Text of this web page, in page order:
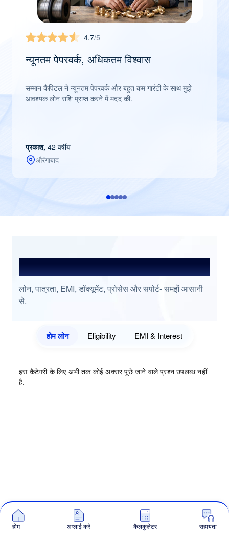
4.7/5
न्यूनतम पेपरवर्क, अधिकतम विश्वास
सम्मान कैपिटल ने न्यूनतम पेपरवर्क और बहुत कम गारंटी के साथ मुझे
आवश्यक लोन राशि प्राप्त करने में मदद की.
प्रकाश, 42 वर्षीय
औरंगाबाद
अक्सर पूछे जाने वाले प्रश्न
लोन, पात्रता, EMI, डॉक्यूमेंट, प्रोसेस और सपोर्ट- समझें आसानी
से.
होम लोन Eligibility EMI & Interest
इस कैटेगरी के लिए अभी तक कोई अक्सर पूछे जाने वाले प्रश्न उपलब्ध नहीं
है.
होम अप्लाई करें कैलकुलेटर सहायता